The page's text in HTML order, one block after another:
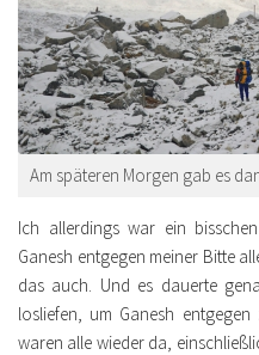
Am späteren Morgen gab es
Ich allerdings war ein
Ganesh entgegen meiner Bitte
das auch. Und es dauerte
losliefen, um Ganesh
waren alle wieder da,